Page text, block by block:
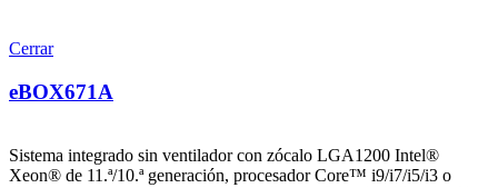
Cerrar
eBOX671A
Sistema integrado sin ventilador con zócalo LGA1200 Intel®
Xeon® de 11.ª/10.ª generación, procesador Core™ i9/i7/i5/i3 o